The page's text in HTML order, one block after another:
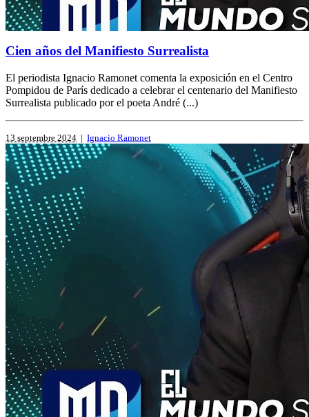
Cien años del Manifiesto Surrealista
El periodista Ignacio Ramonet comenta la exposición en el Centro
Pompidou de París dedicado a celebrar el centenario del Manifiesto
Surrealista publicado por el poeta André (...)
13 septembre 2024 | Ignacio Ramonet